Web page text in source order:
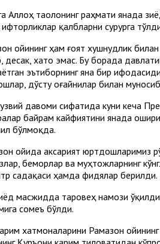
Аллоҳ таолонинг раҳмати янада
қалбларни сурурга
ойининг ҳам ғоят хушнудлик
десак, хато эмас. Бу борада
эътиборнинг яна бир
дўсту оғайнилар билан
давоми сифатида куни кеча
байрам кайфиятини янада
бўлмоқда.
ойида аксарият юртдошларимиз
беморлар ва муҳтожларнинг
садақаси ҳамда фидялар берилди.
масжидда таровеҳ намози
сомеъ бўлди.
хатмоналарини Рамазон